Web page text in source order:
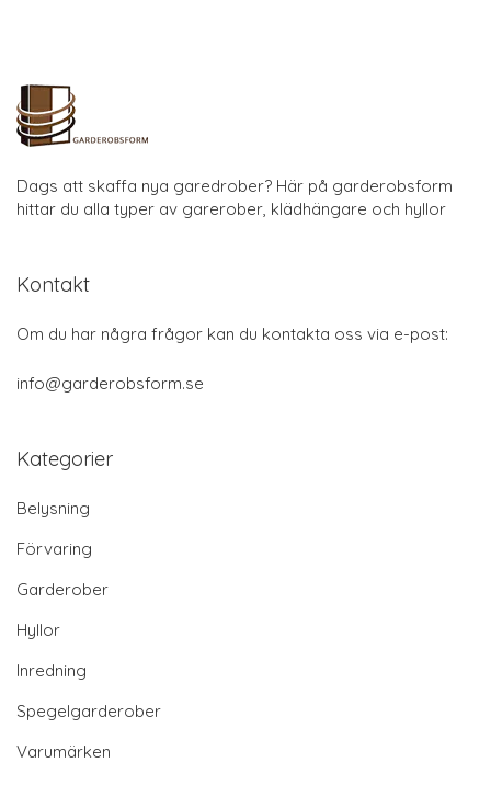
Dags att skaffa nya garedrober? Här på garderobsform
hittar du alla typer av garerober, klädhängare och hyllor
Kontakt
Om du har några frågor kan du kontakta oss via e-post:
info@garderobsform.se
Kategorier
Belysning
Förvaring
Garderober
Hyllor
Inredning
Spegelgarderober
Varumärken